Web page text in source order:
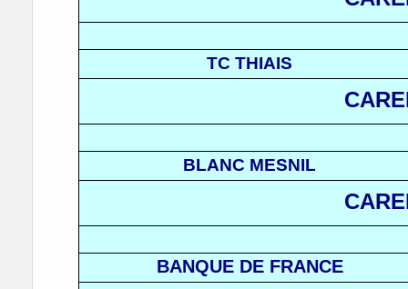
TC THIAIS
BLANC MESNIL
BANQUE DE FRANCE